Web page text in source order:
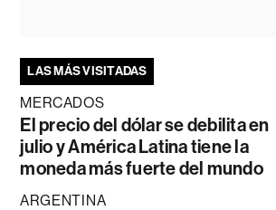
LAS MÁS VISITADAS
MERCADOS
El precio del dólar se debilita en
julio y América Latina tiene la
moneda más fuerte del mundo
ARGENTINA